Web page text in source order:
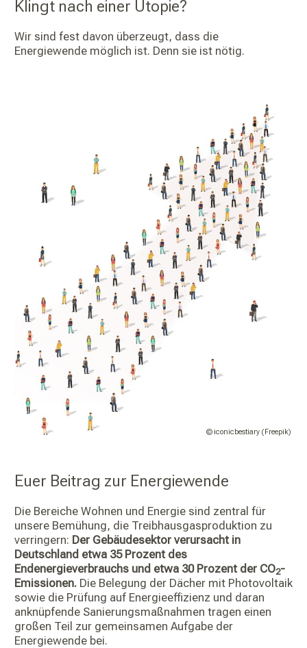
Klingt nach einer Utopie?
Wir sind fest davon überzeugt, dass die
Energiewende möglich ist. Denn sie ist nötig.
© iconicbestiary (Freepik)
Euer Beitrag zur Energiewende
Die Bereiche Wohnen und Energie sind zentral für
unsere Bemühung, die Treibhausgasproduktion zu
verringern: Der Gebäudesektor verursacht in
Deutschland etwa 35 Prozent des
Endenergieverbrauchs und etwa 30 Prozent der CO2-
Emissionen. Die Belegung der Dächer mit Photovoltaik
sowie die Prüfung auf Energieeffizienz und daran
anknüpfende Sanierungsmaßnahmen tragen einen
großen Teil zur gemeinsamen Aufgabe der
Energiewende bei.